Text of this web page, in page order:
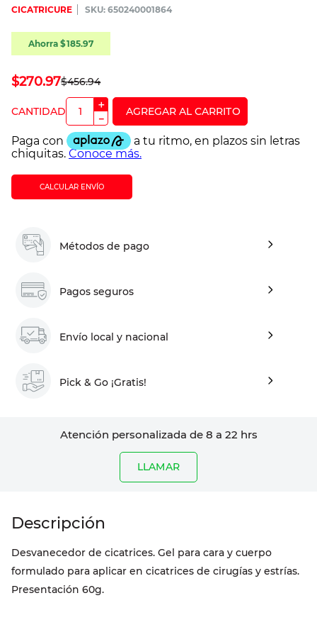
CICATRICURE :650240001864
Ahorra$185.97
$456.94
$270.97
＋
－
CALCULAR ENVÍO
Métodos de pago
Pagos seguros
Envío local y nacional
Pick & Go ¡Gratis!
Atención personalizada de 8 a 22 hrs
LLAMAR
Desvanecedor de cicatrices. Gel para cara y cuerpo
formulado para aplicar en cicatrices de cirugías y estrías.
Presentación 60g.